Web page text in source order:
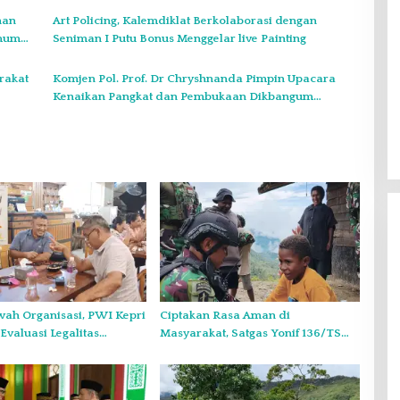
Art Policing, Kalemdiklat Berkolaborasi dengan
Seniman I Putu Bonus Menggelar live Painting
Komjen Pol. Prof. Dr Chryshnanda Pimpin Upacara
Kenaikan Pangkat dan Pembukaan Dikbangum
Organisasi, PWI Kepri
Legalitas
Ciptakan Rasa Aman di
Masyarakat, Satgas Yonif 136/TS
Kehangatan di Puncak Senyum
Gelar Syukuran Atas Kemenangan
Pancasila Siap Kawal Sampai
Pelantikan
Di Headline, Politik | 11 Desember 2024